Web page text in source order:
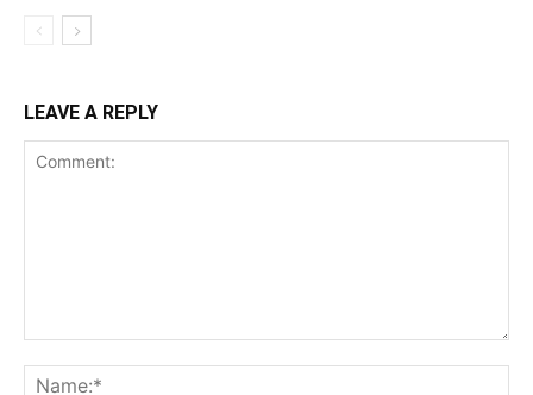
LEAVE A REPLY